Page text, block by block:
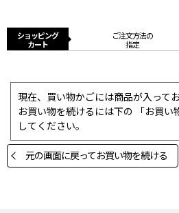
ショッピング
カート
ご注文方法の
指定
現在、買い物かごには商品が入って
お買い物を続けるには下の 「お買い
してください。
元の画面に戻ってお買い物を続ける